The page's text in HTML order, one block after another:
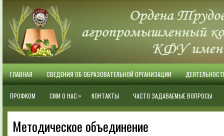
ГЛАВНАЯ СВЕДЕНИЯ ОБ ОБРАЗОВАТЕЛЬНОЙ ОРГАНИЗАЦИИ
ПРОФКОМ СМИ О НАС » КОНТАКТЫ ЧАСТО ЗАДАВАЕМЫЕ ВОПРОСЫ
Методическое объединение